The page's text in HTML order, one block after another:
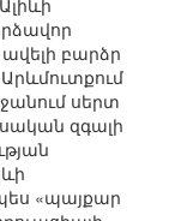
բարձր
սերտ
զգալի
«պայքար